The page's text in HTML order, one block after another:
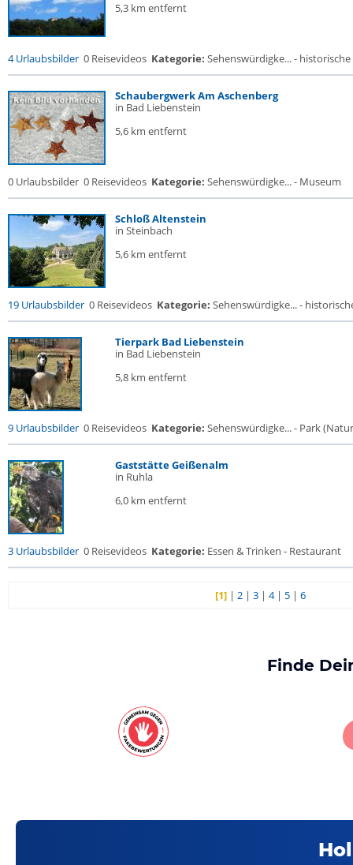
5,3 km entfernt
4 Urlaubsbilder 0 Reisevideos Kategorie: Sehenswürdigke... - historische
Schaubergwerk Am Aschenberg
in Bad Liebenstein
5,6 km entfernt
0 Urlaubsbilder 0 Reisevideos Kategorie: Sehenswürdigke... - Museum
Schloß Altenstein
in Steinbach
5,6 km entfernt
19 Urlaubsbilder 0 Reisevideos Kategorie: Sehenswürdigke... -
Tierpark Bad Liebenstein
in Bad Liebenstein
5,8 km entfernt
9 Urlaubsbilder 0 Reisevideos Kategorie: Sehenswürdigke... - Park
Gaststätte Geißenalm
in Ruhla
6,0 km entfernt
3 Urlaubsbilder 0 Reisevideos Kategorie: Essen & Trinken - Restaurant
[1] |2 |3 |4| 5 |6
Finde